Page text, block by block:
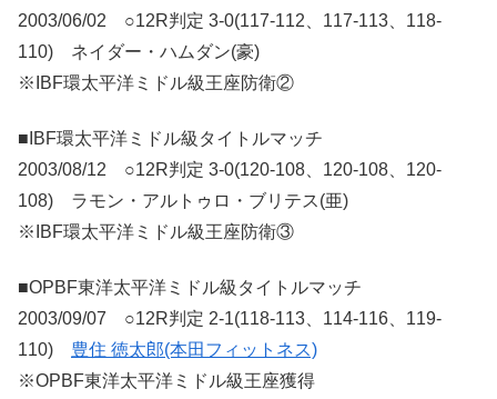
2003/06/02 ○12R判定 3-0(117-112、117-113、118-
110) ネイダー・ハムダン(豪)
※IBF環太平洋ミドル級王座防衛②
■IBF環太平洋ミドル級タイトルマッチ
2003/08/12 ○12R判定 3-0(120-108、120-108、120-
108) ラモン・アルトゥロ・ブリテス(亜)
※IBF環太平洋ミドル級王座防衛③
■OPBF東洋太平洋ミドル級タイトルマッチ
2003/09/07 ○12R判定 2-1(118-113、114-116、119-
110) 豊住 徳太郎(本田フィットネス)
※OPBF東洋太平洋ミドル級王座獲得